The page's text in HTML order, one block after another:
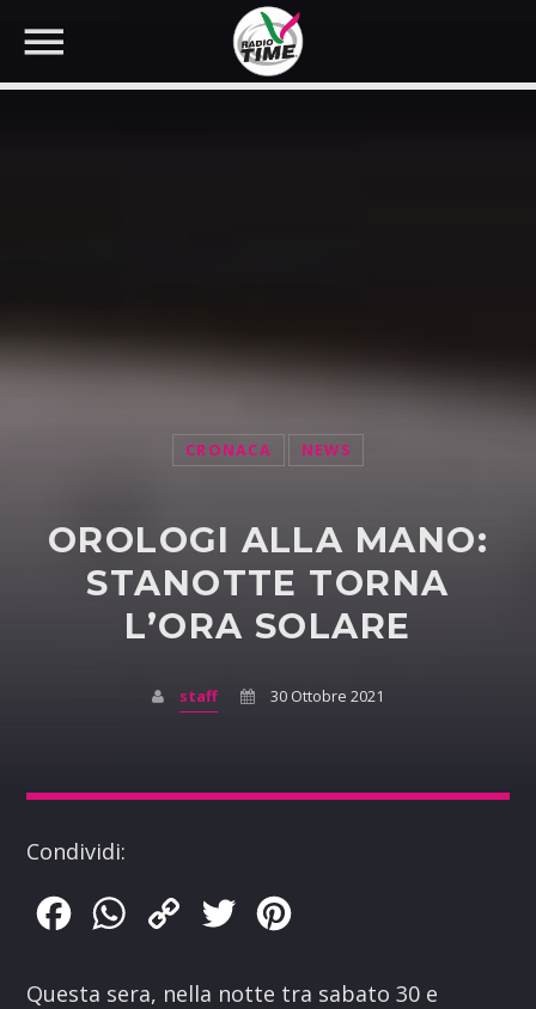
CRONACA NEWS
OROLOGI ALLA MANO:
STANOTTE TORNA
L’ORA SOLARE
staff 30 Ottobre 2021
Condividi:
FacebookWhatsApp
Copy
Twitter
Questa sera, nella notte tra sabato 30 e